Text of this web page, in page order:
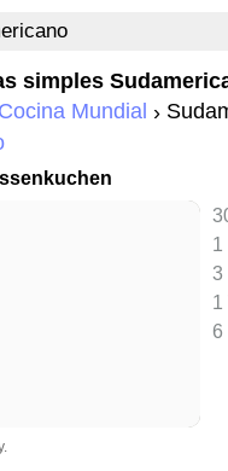
simples
Cocina Mundial
1
3
1
6